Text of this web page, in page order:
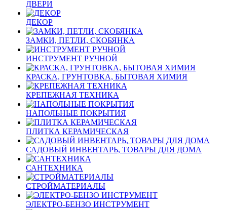
ДВЕРИ
ДЕКОР
ЗАМКИ, ПЕТЛИ, СКОБЯНКА
ИНСТРУМЕНТ РУЧНОЙ
КРАСКА, ГРУНТОВКА, БЫТОВАЯ ХИМИЯ
КРЕПЕЖНАЯ ТЕХНИКА
НАПОЛЬНЫЕ ПОКРЫТИЯ
ПЛИТКА КЕРАМИЧЕСКАЯ
САДОВЫЙ ИНВЕНТАРЬ, ТОВАРЫ ДЛЯ ДОМА
САНТЕХНИКА
СТРОЙМАТЕРИАЛЫ
ЭЛЕКТРО-БЕНЗО ИНСТРУМЕНТ